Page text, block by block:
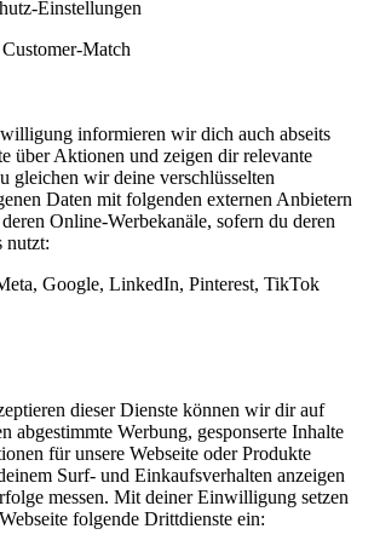
Einstellungen
Match
informieren wir dich auch abseits
über Aktionen und zeigen dir relevante
gleichen wir deine verschlüsselten
Daten mit folgenden externen Anbietern
Online-Werbekanäle, sofern du deren
nutzt:
Google, LinkedIn, Pinterest, TikTok
dieser Dienste können wir dir auf
abgestimmte Werbung, gesponserte Inhalte
für unsere Webseite oder Produkte
Surf- und Einkaufsverhalten anzeigen
messen. Mit deiner Einwilligung setzen
folgende Drittdienste ein: